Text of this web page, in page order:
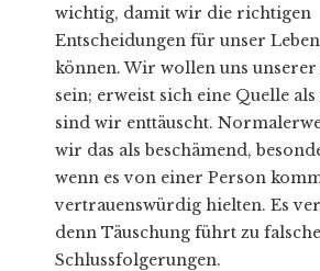
wichtig, damit wir die richtigen
Entscheidungen für unser
können. Wir wollen uns unserer
sein; erweist sich eine Quelle
sind wir enttäuscht.
wir das als beschämend,
wenn es von einer Person
vertrauenswürdig hielten. Es
denn Täuschung führt zu
Schlussfolgerungen.